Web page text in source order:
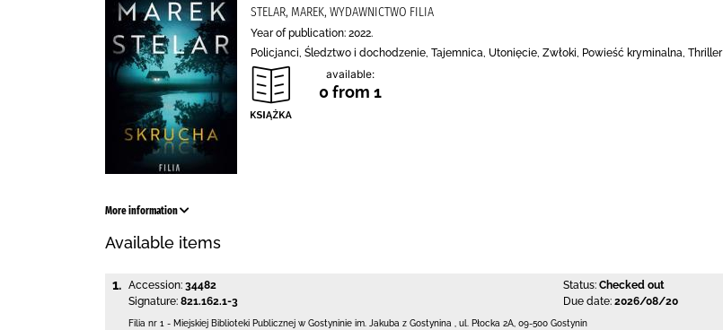
STELAR, MAREK, WYDAWNICTWO FILIA
Year of publication: 2022.
Policjanci, Śledztwo i dochodzenie, Tajemnica, Utonięcie, Zwłoki, Powieść kryminalna, Thriller
available:
0 from 1
More information
Available items
1. Accession: 34482
Signature: 821.162.1-3
Status: Checked out
Due date: 2026/08/20
Filia nr 1 - Miejskiej Biblioteki Publicznej w Gostyninie im. Jakuba z Gostynina ul. Płocka 2A 09-500 Gostynin